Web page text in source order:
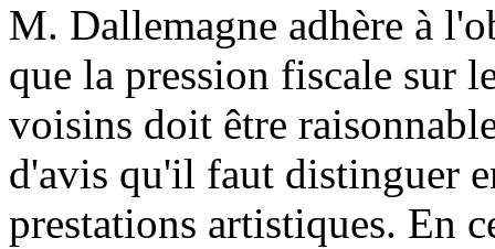
M. Dallemagne adhère à
que la pression fiscale sur
voisins doit être
d'avis qu'il faut distinguer
prestations artistiques. En